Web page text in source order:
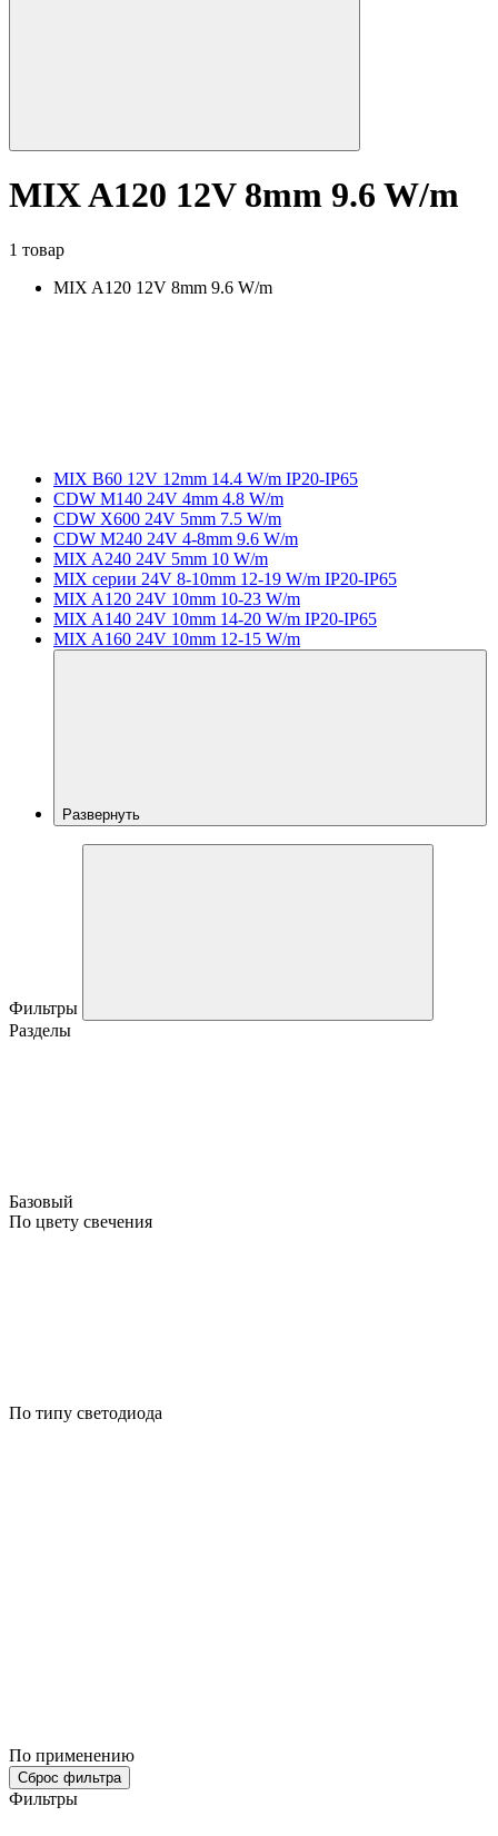
MIX A120 12V 8mm 9.6 W/m
1 товар
MIX A120 12V 8mm 9.6 W/m
MIX B60 12V 12mm 14.4 W/m IP20-IP65
CDW M140 24V 4mm 4.8 W/m
CDW X600 24V 5mm 7.5 W/m
CDW M240 24V 4-8mm 9.6 W/m
MIX A240 24V 5mm 10 W/m
MIX серии 24V 8-10mm 12-19 W/m IP20-IP65
MIX A120 24V 10mm 10-23 W/m
MIX A140 24V 10mm 14-20 W/m IP20-IP65
MIX A160 24V 10mm 12-15 W/m
Развернуть
Фильтры
Разделы
Базовый
По цвету свечения
По типу светодиода
По применению
Сброс фильтра
Фильтры